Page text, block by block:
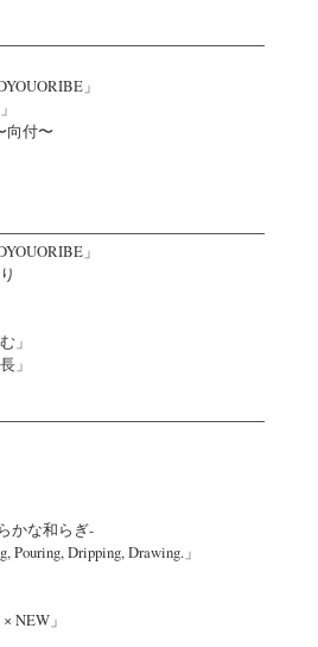
」
向付〜
」
」
」
かな和らぎ-
Dripping, Drawing.」
NEW」